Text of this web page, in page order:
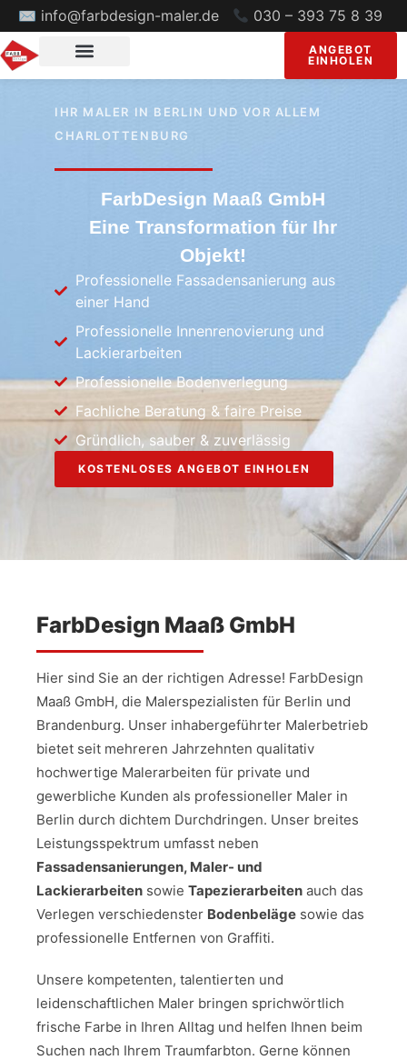
✉ info@farbdesign-maler.de 030 – 393 75 8 39
ANGEBOT
EINHOLEN
IHR MALER IN BERLIN UND VOR ALLEM
CHARLOTTENBURG
FarbDesign Maaß GmbH
Eine Transformation für Ihr
Objekt!
Professionelle Fassadensanierung aus
einer Hand
Professionelle Innenrenovierung und
Lackierarbeiten
Professionelle Bodenverlegung
Fachliche Beratung & faire Preise
Gründlich, sauber & zuverlässig
KOSTENLOSES ANGEBOT EINHOLEN
FarbDesign Maaß GmbH
Hier sind Sie an der richtigen Adresse! FarbDesign
Maaß GmbH, die Malerspezialisten für Berlin und
Brandenburg. Unser inhabergeführter Malerbetrieb
bietet seit mehreren Jahrzehnten qualitativ
hochwertige Malerarbeiten für private und
gewerbliche Kunden als professioneller Maler in
Berlin durch dichtem Durchdringen. Unser breites
Leistungsspektrum umfasst neben
Fassadensanierungen, Maler- und
Lackierarbeiten sowie Tapezierarbeiten auch das
Verlegen verschiedenster Bodenbeläge sowie das
professionelle Entfernen von Graffiti.
Unsere kompetenten, talentierten und
leidenschaftlichen Maler bringen sprichwörtlich
frische Farbe in Ihren Alltag und helfen Ihnen beim
Suchen nach Ihrem Traumfarbton. Gerne können